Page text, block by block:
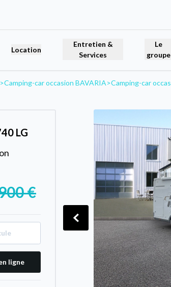
Location
Entretien &
Services
Le
groupe
>Camping-car occasion BAVARIA>Camping-car
LG
€
ligne